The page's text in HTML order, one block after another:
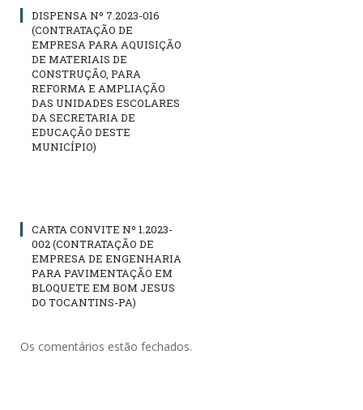
DISPENSA Nº 7.2023-016
(CONTRATAÇÃO DE
EMPRESA PARA AQUISIÇÃO
DE MATERIAIS DE
CONSTRUÇÃO, PARA
REFORMA E AMPLIAÇÃO
DAS UNIDADES ESCOLARES
DA SECRETARIA DE
EDUCAÇÃO DESTE
MUNICÍPIO)
CARTA CONVITE Nº 1.2023-
002 (CONTRATAÇÃO DE
EMPRESA DE ENGENHARIA
PARA PAVIMENTAÇÃO EM
BLOQUETE EM BOM JESUS
DO TOCANTINS-PA)
Os comentários estão fechados.